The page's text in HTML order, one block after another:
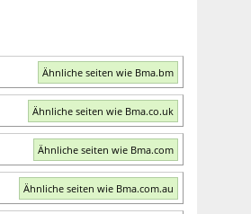
Ähnliche seiten wie Bma.bm
Ähnliche seiten wie Bma.co.uk
Ähnliche seiten wie Bma.com
Ähnliche seiten wie Bma.com.au